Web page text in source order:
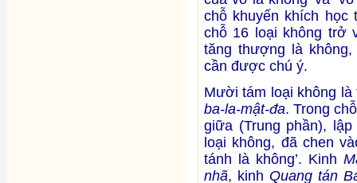
chỗ khuyến khích học
chỗ 16 loại không trở
tăng thượng là không,
cần được chú ý.
Mười tám loại không
ba-la-mật-đa. Trong
giữa (Trung phần),
loại không, đã chen
tánh là không’. Kinh
nhã, kinh Quang tán